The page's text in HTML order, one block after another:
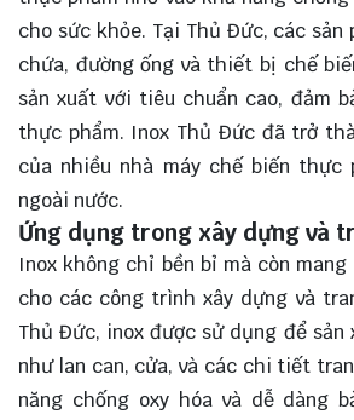
cho sức khỏe. Tại Thủ Đức, các sản
chứa, đường ống và thiết bị chế
sản xuất với tiêu chuẩn cao, đảm
thực phẩm. Inox Thủ Đức đã trở
của nhiều nhà máy chế biến thực
ngoài nước.
Ứng dụng trong xây dựng và
Inox không chỉ bền bỉ mà còn
cho các công trình xây dựng và
Thủ Đức, inox được sử dụng để sản
như lan can, cửa, và các chi tiết
năng chống oxy hóa và dễ dàng